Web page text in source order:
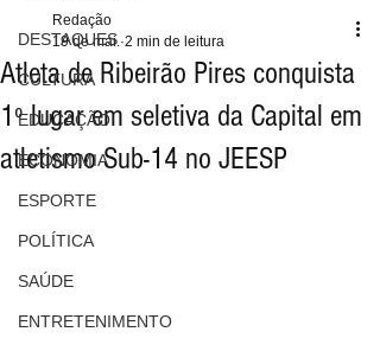
DESTAQUES
CULTURA
EDUCAÇÃO
ECONOMIA
ESPORTE
POLÍTICA
SAÚDE
ENTRETENIMENTO
Atleta de Ribeirão Pires conquista
1º lugar em seletiva da Capital em
atletismo Sub-14 no JEESP
Redação
19 de mai. 2 min de leitura